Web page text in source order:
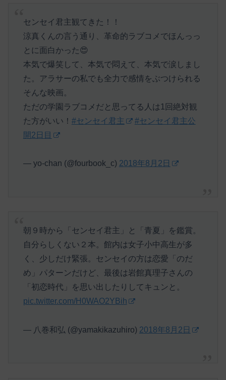
センセイ君主観てきた！！
涼真くんの言う通り、革命的ラブコメでほんっっ
とに面白かった😍
本気で爆笑して、本気で悶えて、本気で涙しまし
た。アラサーの私でも全力で感情をぶつけられる
そんな映画。
ただの学園ラブコメだと思ってる人は1回絶対観
た方がいい！ #センセイ君主
#センセイ君主公
開2日目
— yo-chan (@fourbook_c) 2018年8月2日
朝９時から「センセイ君主」と「青夏」を鑑賞。
自分らしくない２本。館内は女子小中高生が多
く、少しだけ緊張。センセイの方は恋愛「のだ
め」パターンだけど、最後は岩館真理子さんの
「初恋時代」を思い出したりしてキュンと。
pic.twitter.com/H0WAO2YBih
— 八巻和弘 (@yamakikazuhiro) 2018年8月2日